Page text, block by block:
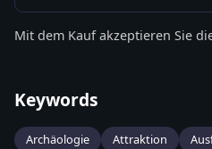
Mit dem Kauf akzeptieren Sie
Keywords
Archäologie Attraktion